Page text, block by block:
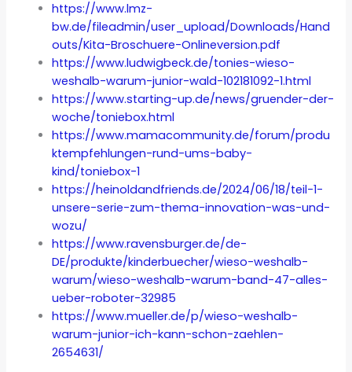
https://www.lmz-
bw.de/fileadmin/user_upload/Downloads/Hand
outs/Kita-Broschuere-Onlineversion.pdf
https://www.ludwigbeck.de/tonies-wieso-
weshalb-warum-junior-wald-102181092-1.html
https://www.starting-up.de/news/gruender-der-
woche/toniebox.html
https://www.mamacommunity.de/forum/produ
ktempfehlungen-rund-ums-baby-
kind/toniebox-1
https://heinoldandfriends.de/2024/06/18/teil-1-
unsere-serie-zum-thema-innovation-was-und-
wozu/
https://www.ravensburger.de/de-
DE/produkte/kinderbuecher/wieso-weshalb-
warum/wieso-weshalb-warum-band-47-alles-
ueber-roboter-32985
https://www.mueller.de/p/wieso-weshalb-
warum-junior-ich-kann-schon-zaehlen-
2654631/